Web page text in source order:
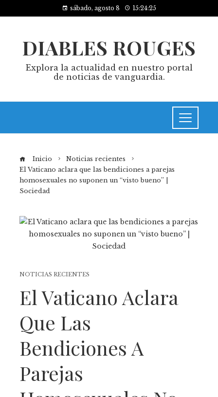
sábado, agosto 8 15:24:25
DIABLES ROUGES
Explora la actualidad en nuestro portal
de noticias de vanguardia.
Inicio
Noticias recientes
El Vaticano aclara que las bendiciones a parejas
homosexuales no suponen un “visto bueno” |
Sociedad
NOTICIAS RECIENTES
El Vaticano Aclara
Que Las
Bendiciones A
Parejas